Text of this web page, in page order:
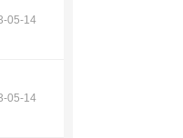
05-14
05-14